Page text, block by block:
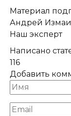
Материал
Андрей
Наш эксперт
Написано
116
Добавить
Имя
Email